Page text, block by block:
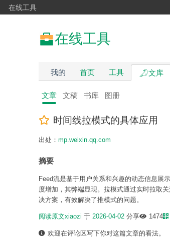
在线工具
在线工具
我的 首页 工具 文库
文章 文稿 书库 图册
时间线拉模式的具体应用
出处： mp.weixin.qq.com
摘要
Feed流是基于用户关系和兴趣的动态信息展
度增加，其弊端显现。拉模式通过实时拉取
决方案，有效解决了推模式的问题。
阅读原文xiaozi 于 2026-04-02 分享 1474
欢迎在评论区写下你对这篇文章的看法。